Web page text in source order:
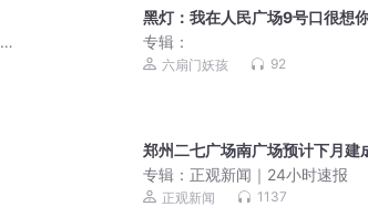
黑灯：我在人民广场9号口很想
专辑：
六扇门妖孩 92
郑州二七广场南广场预计下月建
专辑： 正观新闻｜24小时速报
正观新闻 1137